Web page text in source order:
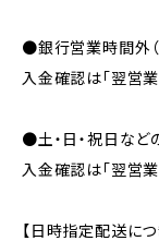
●銀行営業時間外
入金確認は「翌営業
●土・日・祝日な
入金確認は「翌営業
【日時指定配送につ